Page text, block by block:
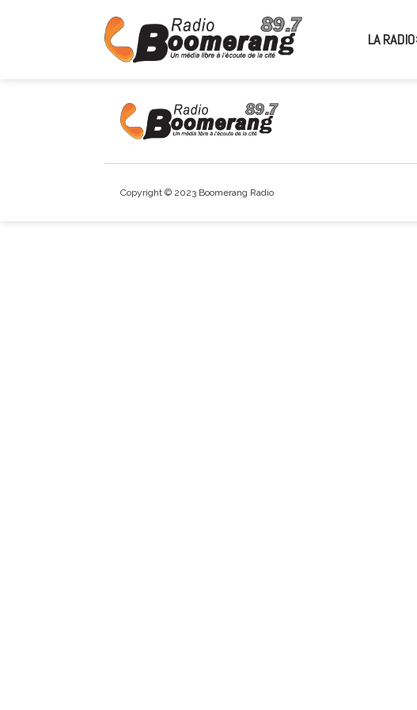
LA RADIO
Copyright © 2023 Boomerang Radio